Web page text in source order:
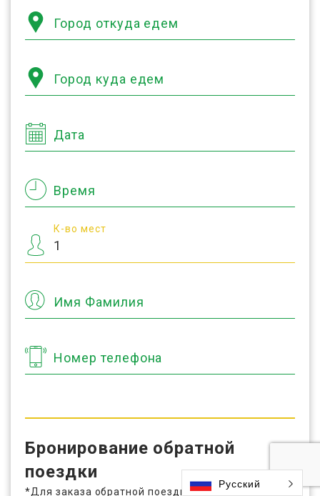
Город откуда едем
Город куда едем
Дата
Время
К-во мест
Имя Фамилия
Номер телефона
Бронирование обратной
поездки
*Для заказа обратной поездки заполните поля
Русский